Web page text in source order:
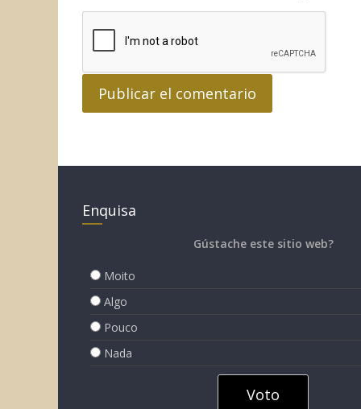
Enquisa
Gústache este sitio web?
Moito
Algo
Pouco
Nada